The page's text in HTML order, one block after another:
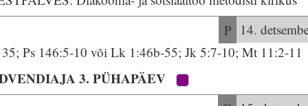
P 14.
35; Ps 146:5-10 või Lk 1:46b-55; Jk 5:7-10; Mt 11:2-11
3. PÜHAPÄEV